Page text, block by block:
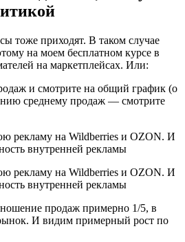
тоже приходят. В таком случае
на моем бесплатном курсе в
на маркетплейсах. Или:
и смотрите на общий график (о
среднему продаж — смотрите
продаж примерно 1/5, в
И видим примерный рост по